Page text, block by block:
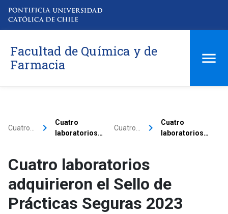
Facultad de Química y de
Farmacia
Cuatro… keyboard_arrow_right
Cuatro
laboratorios…
Cuatro… keyboard_arrow_right
Cuatro
laboratorios…
Cuatro laboratorios
adquirieron el Sello de
Prácticas Seguras 2023